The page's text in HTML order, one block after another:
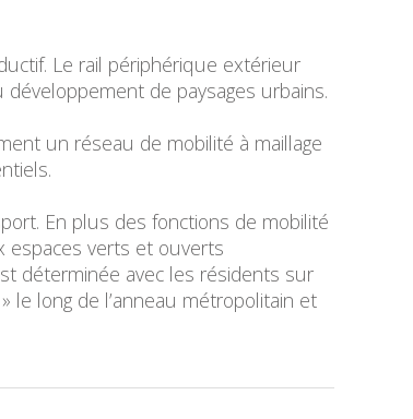
Le rail périphérique extérieur
de paysages urbains.
un réseau de mobilité à maillage
En plus des fonctions de mobilité
espaces verts et ouverts
déterminée avec les résidents sur
le long de l’anneau métropolitain et